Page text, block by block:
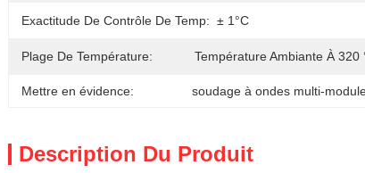
Exactitude De Contrôle De Temp: ± 1°C
Plage De Température: Température Ambiante À 320
Mettre en évidence: soudage à ondes multi-
Description Du Produit